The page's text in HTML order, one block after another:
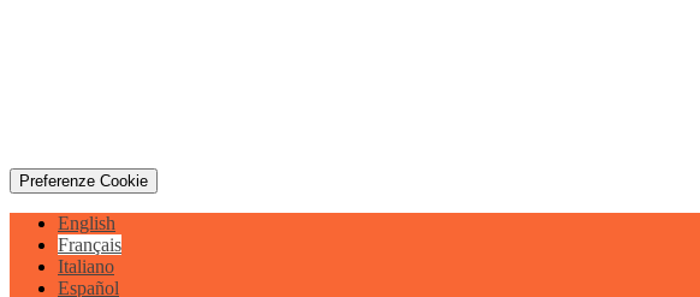
Preferenze Cookie
English
Français
Italiano
Español